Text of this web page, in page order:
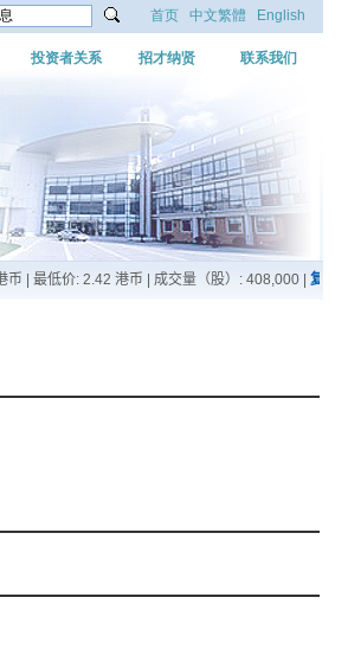
首页 中文繁體 English
投资者关系 招才纳贤 联系我们